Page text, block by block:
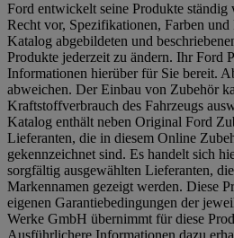
Ford entwickelt seine Produkte ständig
Recht vor, Spezifikationen, Farben
Katalog abgebildeten und
Produkte jederzeit zu ändern. Ihr Ford
Informationen hierüber für Sie bereit.
abweichen. Der Einbau von Zubehör
Kraftstoffverbrauch des Fahrzeugs
Katalog enthält neben Original Ford
Lieferanten, die in diesem Online
gekennzeichnet sind. Es handelt sich
sorgfältig ausgewählten Lieferanten,
Markennamen gezeigt werden. Diese
eigenen Garantiebedingungen der
Werke GmbH übernimmt für diese
Ausführlichere Informationen dazu